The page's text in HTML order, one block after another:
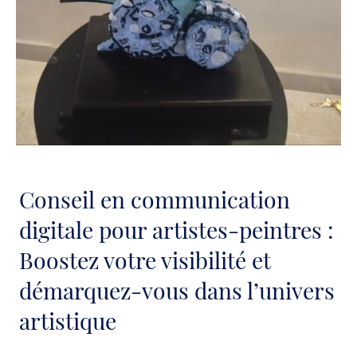
Conseil en communication
digitale pour artistes-peintres :
Boostez votre visibilité et
démarquez-vous dans l’univers
artistique